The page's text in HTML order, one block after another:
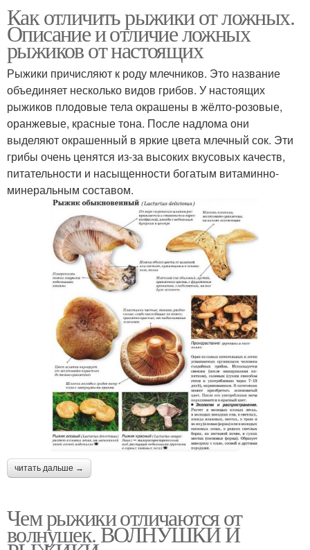
Как отличить рыжики от ложных.
Описание и отличие ложных
рыжиков от настоящих
Рыжики причисляют к роду млечников. Это название
объединяет несколько видов грибов. У настоящих
рыжиков плодовые тела окрашены в жёлто-розовые,
оранжевые, красные тона. После надлома они
выделяют окрашенный в яркие цвета млечный сок. Эти
грибы очень ценятся из-за высоких вкусовых качеств,
питательности и насыщенности богатым витаминно-
минеральным составом.
читать дальше →
Чем рыжики отличаются от
волнушек. ВОЛНУШКИ И